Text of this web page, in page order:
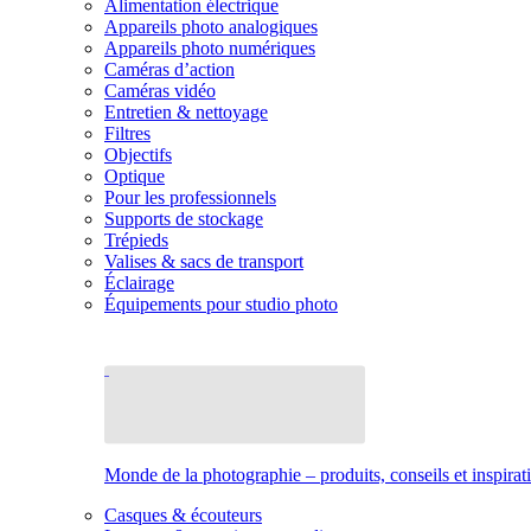
Alimentation électrique
Appareils photo analogiques
Appareils photo numériques
Caméras d’action
Caméras vidéo
Entretien & nettoyage
Filtres
Objectifs
Optique
Pour les professionnels
Supports de stockage
Trépieds
Valises & sacs de transport
Éclairage
Équipements pour studio photo
Monde de la photographie – produits, conseils et
Casques & écouteurs